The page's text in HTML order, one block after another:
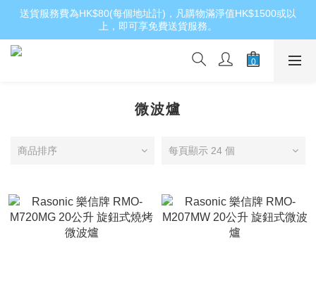
送貨服務費為HK$80(每個地址計)，凡購物滿淨值HK$1500或以
上，即可享免費送貨服務。
微波爐
商品排序 每頁顯示 24 個